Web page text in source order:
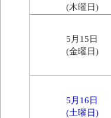
(木曜日)
5月15日
(金曜日)
5月16日
(土曜日)